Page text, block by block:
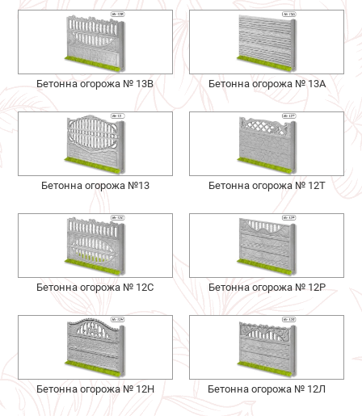
Бетонна огорожа № 13В Бетонна огорожа № 13А
Бетонна огорожа №13 Бетонна огорожа № 12Т
Бетонна огорожа № 12С Бетонна огорожа № 12Р
Бетонна огорожа № 12Н Бетонна огорожа № 12Л